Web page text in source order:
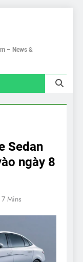
– News &
Sedan
ngày 8
7 Mins